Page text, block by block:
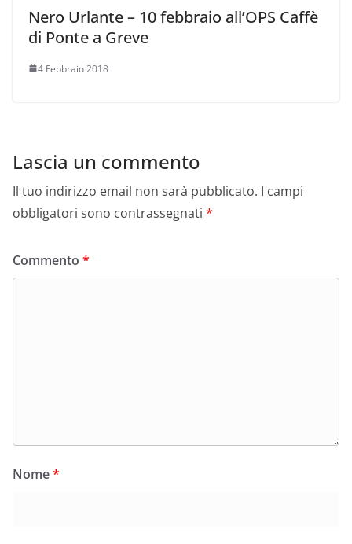
Nero Urlante – 10 febbraio all’OPS Caffè
di Ponte a Greve
4 Febbraio 2018
Lascia un commento
Il tuo indirizzo email non sarà pubblicato. I campi
obbligatori sono contrassegnati *
Commento *
Nome*